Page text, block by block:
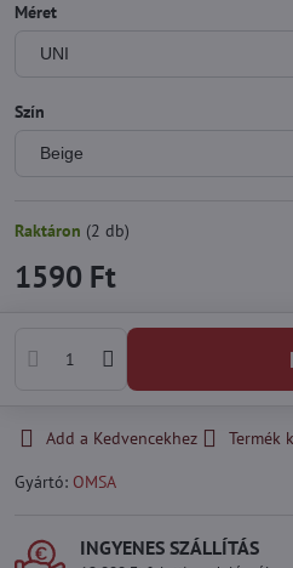
Méret
Szín
Raktáron (2 db)
1590 Ft
Add a Kedvencekhez Termék
Gyártó: OMSA
INGYENES SZÁLLÍTÁS